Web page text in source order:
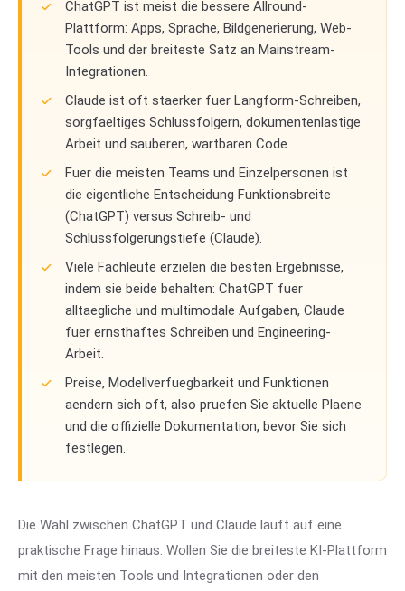
ChatGPT ist meist die bessere Allround-
Plattform: Apps, Sprache, Bildgenerierung, Web-
Tools und der breiteste Satz an Mainstream-
Integrationen.
Claude ist oft staerker fuer Langform-Schreiben,
sorgfaeltiges Schlussfolgern, dokumentenlastige
Arbeit und sauberen, wartbaren Code.
Fuer die meisten Teams und Einzelpersonen ist
die eigentliche Entscheidung Funktionsbreite
(ChatGPT) versus Schreib- und
Schlussfolgerungstiefe (Claude).
Viele Fachleute erzielen die besten Ergebnisse,
indem sie beide behalten: ChatGPT fuer
alltaegliche und multimodale Aufgaben, Claude
fuer ernsthaftes Schreiben und Engineering-
Arbeit.
Preise, Modellverfuegbarkeit und Funktionen
aendern sich oft, also pruefen Sie aktuelle Plaene
und die offizielle Dokumentation, bevor Sie sich
festlegen.
Die Wahl zwischen ChatGPT und Claude läuft auf eine
praktische Frage hinaus: Wollen Sie die breiteste KI-Plattform
mit den meisten Tools und Integrationen oder den